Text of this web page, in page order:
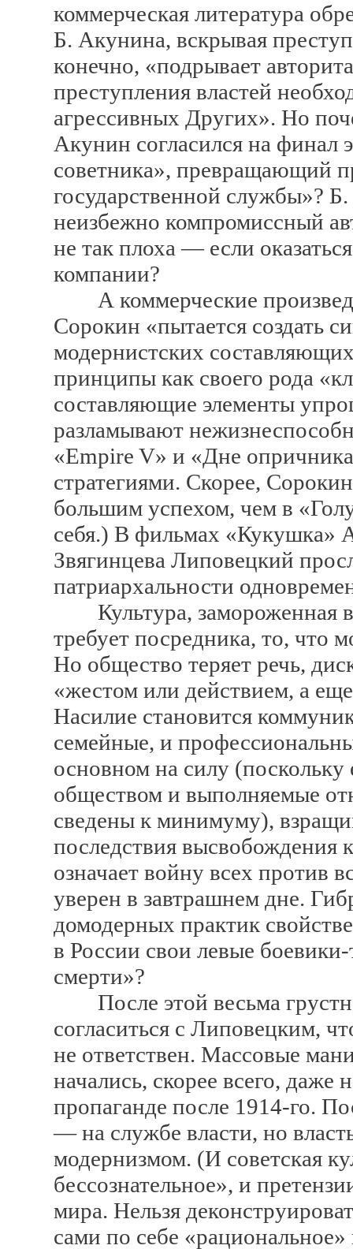
коммерческая литература
Б. Акунина, вскрывая
конечно, «подрывает
преступления властей
агрессивных Других». Но
Акунин согласился на финал
советника», превращающий
государственной службы»?
неизбежно компромиссный
не так плоха — если
компании?
А коммерческие
Сорокин «пытается создать
модернистских
принципы как своего рода
составляющие элементы
разламывают
«Empire V» и «Дне
стратегиями. Скорее,
большим успехом, чем в
себя.) В фильмах «Кукушка»
Звягинцева Липовецкий
патриархальности
Культура, замороженная в
требует посредника, то, что
Но общество теряет речь,
«жестом или действием, а
Насилие становится
семейные, и
основном на силу (поскольку
обществом и выполняемые
сведены к минимуму),
последствия высвобождения
означает войну всех против
уверен в завтрашнем дне.
домодерных практик
в России свои левые
смерти»?
После этой весьма
согласиться с Липовецким,
не ответствен. Массовые
начались, скорее всего, даже
пропаганде после 1914-го.
— на службе власти, но
модернизмом. (И советская
бессознательное», и
мира. Нельзя
сами по себе